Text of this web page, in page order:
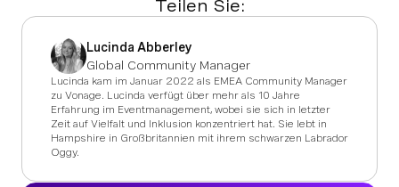
Teilen Sie:
Lucinda Abberley
Global Community Manager
Lucinda kam im Januar 2022 als EMEA Community Manager
zu Vonage. Lucinda verfügt über mehr als 10 Jahre
Erfahrung im Eventmanagement, wobei sie sich in letzter
Zeit auf Vielfalt und Inklusion konzentriert hat. Sie lebt in
Hampshire in Großbritannien mit ihrem schwarzen Labrador
Oggy.